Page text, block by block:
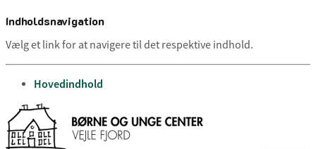
Indholdsnavigation
Vælg et link for at navigere til det respektive indhold.
gå til
Hovedindhold